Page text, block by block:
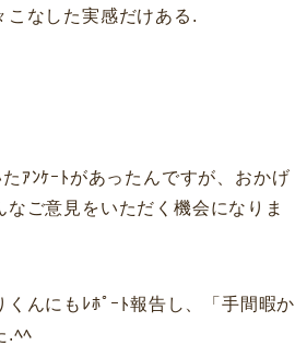
こなした実感だけある.
ｱﾝｹｰﾄがあったんですが、おかげ
ご意見をいただく機会になりま
んにもﾚﾎﾟｰﾄ報告し、「手間暇か
.ﾍﾍ